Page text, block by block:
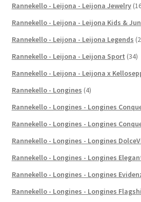
Rannekello - Leijona - Leijona Jewelry
Rannekello - Leijona - Leijona Kids &
Rannekello - Leijona - Leijona Legends
Rannekello - Leijona - Leijona Sport (34)
Rannekello - Leijona - Leijona x
Rannekello - Longines (4)
Rannekello - Longines - Longines
Rannekello - Longines - Longines
Rannekello - Longines - Longines
Rannekello - Longines - Longines
Rannekello - Longines - Longines
Rannekello - Longines - Longines